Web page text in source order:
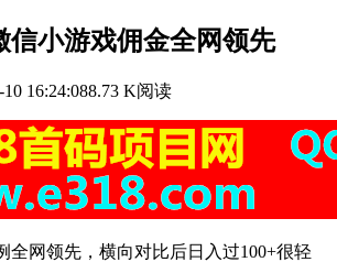
信小游戏佣金全网领先
10 16:24:088.73 K阅读
全网领先，横向对比后日入过100+很轻